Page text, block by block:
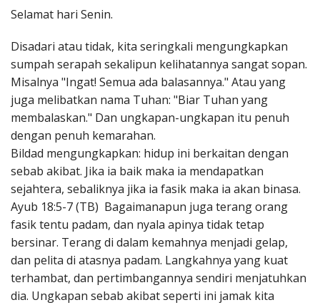
Selamat hari Senin.
Disadari atau tidak, kita seringkali mengungkapkan
sumpah serapah sekalipun kelihatannya sangat sopan.
Misalnya "Ingat! Semua ada balasannya." Atau yang
juga melibatkan nama Tuhan: "Biar Tuhan yang
membalaskan." Dan ungkapan-ungkapan itu penuh
dengan penuh kemarahan.
Bildad mengungkapkan: hidup ini berkaitan dengan
sebab akibat. Jika ia baik maka ia mendapatkan
sejahtera, sebaliknya jika ia fasik maka ia akan binasa.
Ayub 18:5-7 (TB) Bagaimanapun juga terang orang
fasik tentu padam, dan nyala apinya tidak tetap
bersinar. Terang di dalam kemahnya menjadi gelap,
dan pelita di atasnya padam. Langkahnya yang kuat
terhambat, dan pertimbangannya sendiri menjatuhkan
dia. Ungkapan sebab akibat seperti ini jamak kita